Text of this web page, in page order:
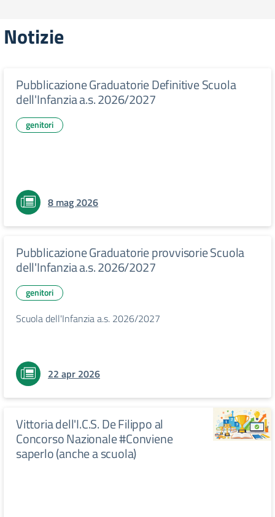
Notizie
Pubblicazione Graduatorie Definitive Scuola
dell'Infanzia a.s. 2026/2027
genitori
8 mag 2026
Pubblicazione Graduatorie provvisorie Scuola
dell'Infanzia a.s. 2026/2027
genitori
Scuola dell'Infanzia a.s. 2026/2027
22 apr 2026
Vittoria dell'I.C.S. De Filippo al
Concorso Nazionale #Conviene
saperlo (anche a scuola)